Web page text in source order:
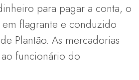
para pagar a conta, o
flagrante e conduzido
Plantão. As mercadorias
funcionário do